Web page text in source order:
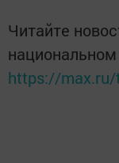
Читайте
https://